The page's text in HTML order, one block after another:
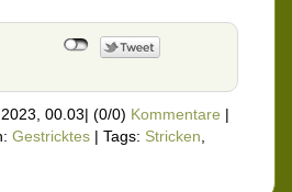
00.03| (0/0) Kommentare |
Gestricktes | Tags: Stricken,